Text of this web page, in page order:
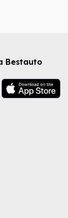
Bestauto